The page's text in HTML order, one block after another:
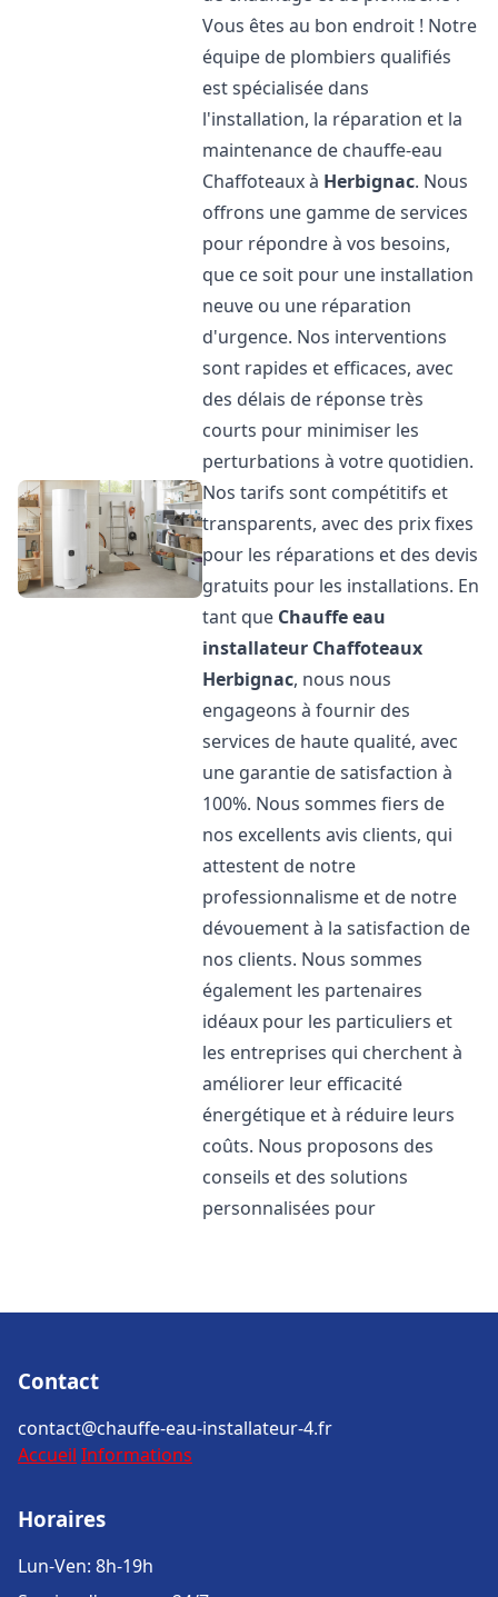
Vous êtes au bon endroit ! Notre
équipe de plombiers qualifiés
est spécialisée dans
l'installation, la réparation et la
maintenance de chauffe-eau
Chaffoteaux à Herbignac. Nous
offrons une gamme de services
pour répondre à vos besoins,
que ce soit pour une installation
neuve ou une réparation
d'urgence. Nos interventions
sont rapides et efficaces, avec
des délais de réponse très
courts pour minimiser les
perturbations à votre quotidien.
Nos tarifs sont compétitifs et
transparents, avec des prix fixes
pour les réparations et des devis
gratuits pour les installations. En
tant que Chauffe eau
installateur Chaffoteaux
Herbignac, nous nous
engageons à fournir des
services de haute qualité, avec
une garantie de satisfaction à
100%. Nous sommes fiers de
nos excellents avis clients, qui
attestent de notre
professionnalisme et de notre
dévouement à la satisfaction de
nos clients. Nous sommes
également les partenaires
idéaux pour les particuliers et
les entreprises qui cherchent à
améliorer leur efficacité
énergétique et à réduire leurs
coûts. Nous proposons des
conseils et des solutions
personnalisées pour
Contact
contact@chauffe-eau-installateur-4.fr
Accueil Informations
Horaires
Lun-Ven: 8h-19h